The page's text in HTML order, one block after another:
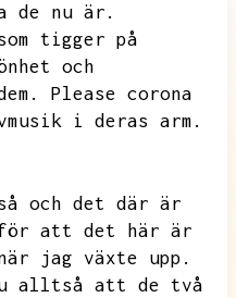
de nu är.
tigger på
och
Please corona
i deras arm.
och det där är
att det här är
jag växte upp.
alltså att de två